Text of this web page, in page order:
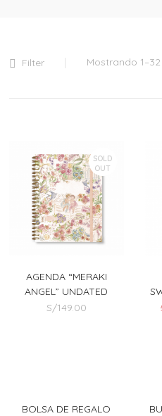
Filter Mostrando
SOLD
OUT
AGENDA “MERAKI
ANGEL” UNDATED
S/149.00
BOLSA DE REGALO